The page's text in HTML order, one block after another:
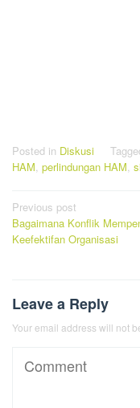
Posted in Diskusi
HAM perlindungan HAM
Post
navigation
Previous post
Bagaimana Konflik
Keefektifan Organisasi
Leave a Reply
Your email address will not